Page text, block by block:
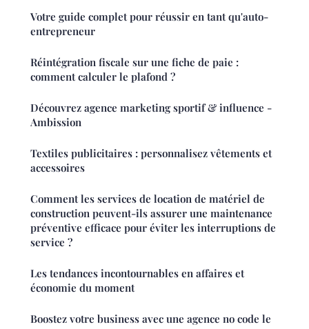
Votre guide complet pour réussir en tant qu'auto-
entrepreneur
Réintégration fiscale sur une fiche de paie :
comment calculer le plafond ?
Découvrez agence marketing sportif & influence -
Ambission
Textiles publicitaires : personnalisez vêtements et
accessoires
Comment les services de location de matériel de
construction peuvent-ils assurer une maintenance
préventive efficace pour éviter les interruptions de
service ?
Les tendances incontournables en affaires et
économie du moment
Boostez votre business avec une agence no code le